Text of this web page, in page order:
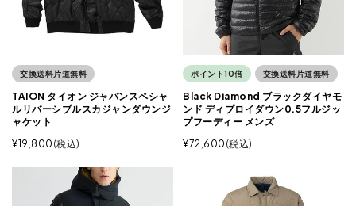
交換送料片道無料
TAION タイオン ジャパンスペシャ
ルリバーシブルスカジャンダウンジ
ャケット
¥19,800 税込
ポイント10倍 交換送料片道無料
Black Diamond ブラックダイヤモ
ンド ディプロイダウン0.5フルジッ
プフーディー メンズ
¥72,600 税込